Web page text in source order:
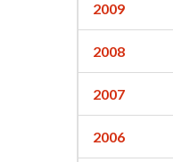
2009
2008
2007
2006